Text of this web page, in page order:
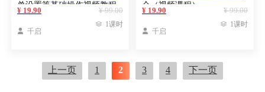
单设置等基础操作视频教程
¥ 99.00
¥ 19.90
 千启
 1课时
会（视频课程）
¥ 99.00
¥ 19.90
 千启
 1课时
上一页 1 2 3 4 下一页